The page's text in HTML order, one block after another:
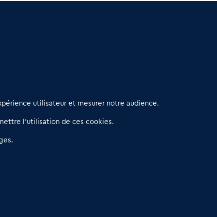
: Un partenariat au service du commerce de
utilisateur et mesurer notre audience.
l’utilisation de ces cookies.